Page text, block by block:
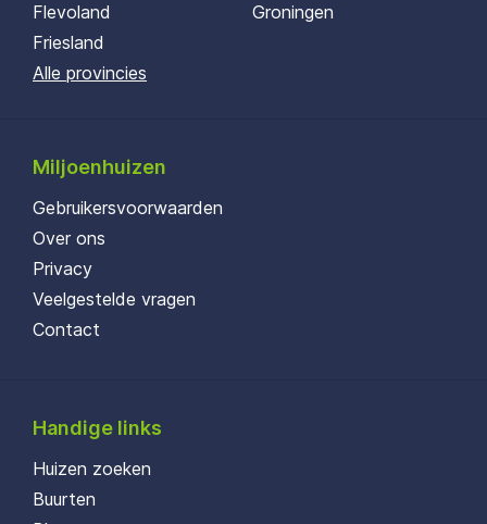
Flevoland
Friesland
Groningen
Alle provincies
Miljoenhuizen
Gebruikersvoorwaarden
Over ons
Privacy
Veelgestelde vragen
Contact
Handige links
Huizen zoeken
Buurten